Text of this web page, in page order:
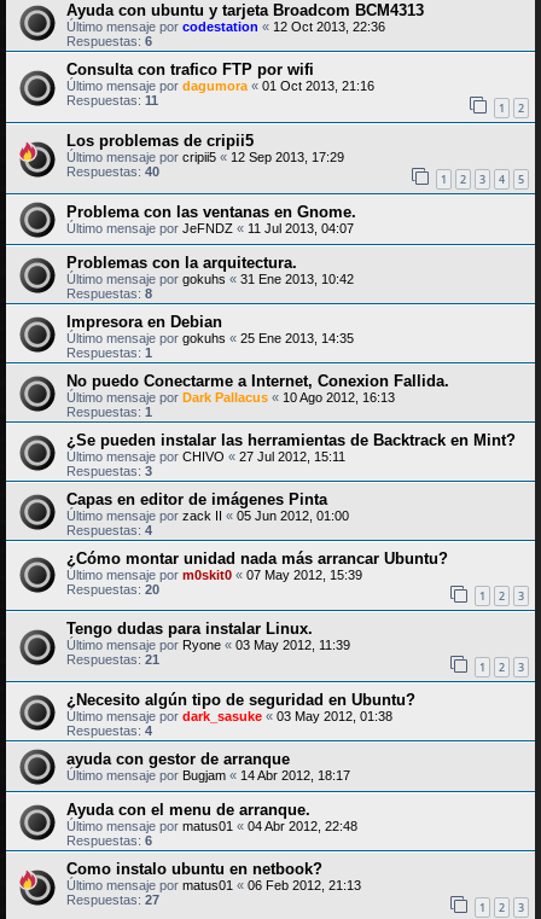
Ayuda con ubuntu y tarjeta Broadcom BCM4313
Último mensaje por codestation « 12 Oct 2013, 22:36
Respuestas: 6
Consulta con trafico FTP por wifi
Último mensaje por dagumora« 01 Oct 2013, 21:16
Respuestas: 11 1 2
Los problemas de cripii5
Último mensaje por cripii5 « 12 Sep 2013, 17:29
Respuestas: 40 1 2 3 4 5
Problema con las ventanas en Gnome.
Último mensaje por JeFNDZ « 11 Jul 2013, 04:07
Problemas con la arquitectura.
Último mensaje por gokuhs « 31 Ene 2013, 10:42
Respuestas: 8
Impresora en Debian
Último mensaje por gokuhs « 25 Ene 2013, 14:35
Respuestas: 1
No puedo Conectarme a Internet, Conexion Fallida.
Último mensaje por Dark Pallacus « 10 Ago 2012, 16:13
Respuestas: 1
¿Se pueden instalar las herramientas de Backtrack en Mint?
Último mensaje por CHIVO « 27 Jul 2012, 15:11
Respuestas: 3
Capas en editor de imágenes Pinta
Último mensaje por zack II « 05 Jun 2012, 01:00
Respuestas: 4
¿Cómo montar unidad nada más arrancar Ubuntu?
Último mensaje por m0skit0 « 07 May 2012, 15:39
Respuestas: 20 1 2 3
Tengo dudas para instalar Linux.
Último mensaje por Ryone « 03 May 2012, 11:39
Respuestas: 21 1 2 3
¿Necesito algún tipo de seguridad en Ubuntu?
Último mensaje por dark_sasuke « 03 May 2012, 01:38
Respuestas: 4
ayuda con gestor de arranque
Último mensaje por Bugjam « 14 Abr 2012, 18:17
Ayuda con el menu de arranque.
Último mensaje por matus01 « 04 Abr 2012, 22:48
Respuestas: 6
Como instalo ubuntu en netbook?
Último mensaje por matus01 « 06 Feb 2012, 21:13
Respuestas: 27 1 2 3